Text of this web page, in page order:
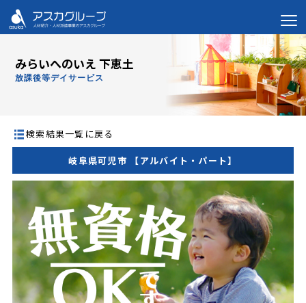
みらいへのいえ 下恵土
放課後等デイサービス
検索結果一覧に戻る
岐阜県可児市 【アルバイト・パート】